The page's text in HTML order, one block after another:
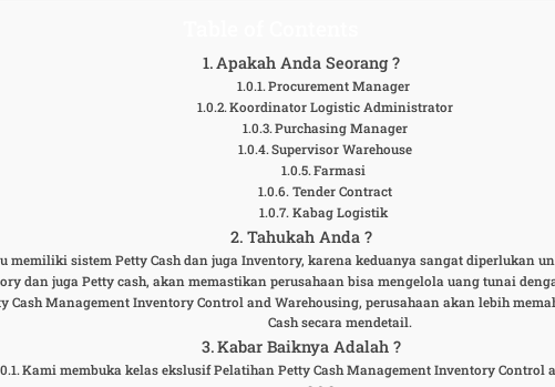
Apakah Anda Seorang ?
Procurement Manager
Koordinator Logistic Administrator
Purchasing Manager
Supervisor Warehouse
Farmasi
Tender Contract
Kabag Logistik
Tahukah Anda ?
memiliki sistem Petty Cash dan juga Inventory, karena keduanya sangat diperlukan
dan juga Petty cash, akan memastikan perusahaan bisa mengelola uang tunai
Cash Management Inventory Control and Warehousing, perusahaan akan lebih
Cash secara mendetail.
Kabar Baiknya Adalah ?
Kami membuka kelas ekslusif Pelatihan Petty Cash Management Inventory Control